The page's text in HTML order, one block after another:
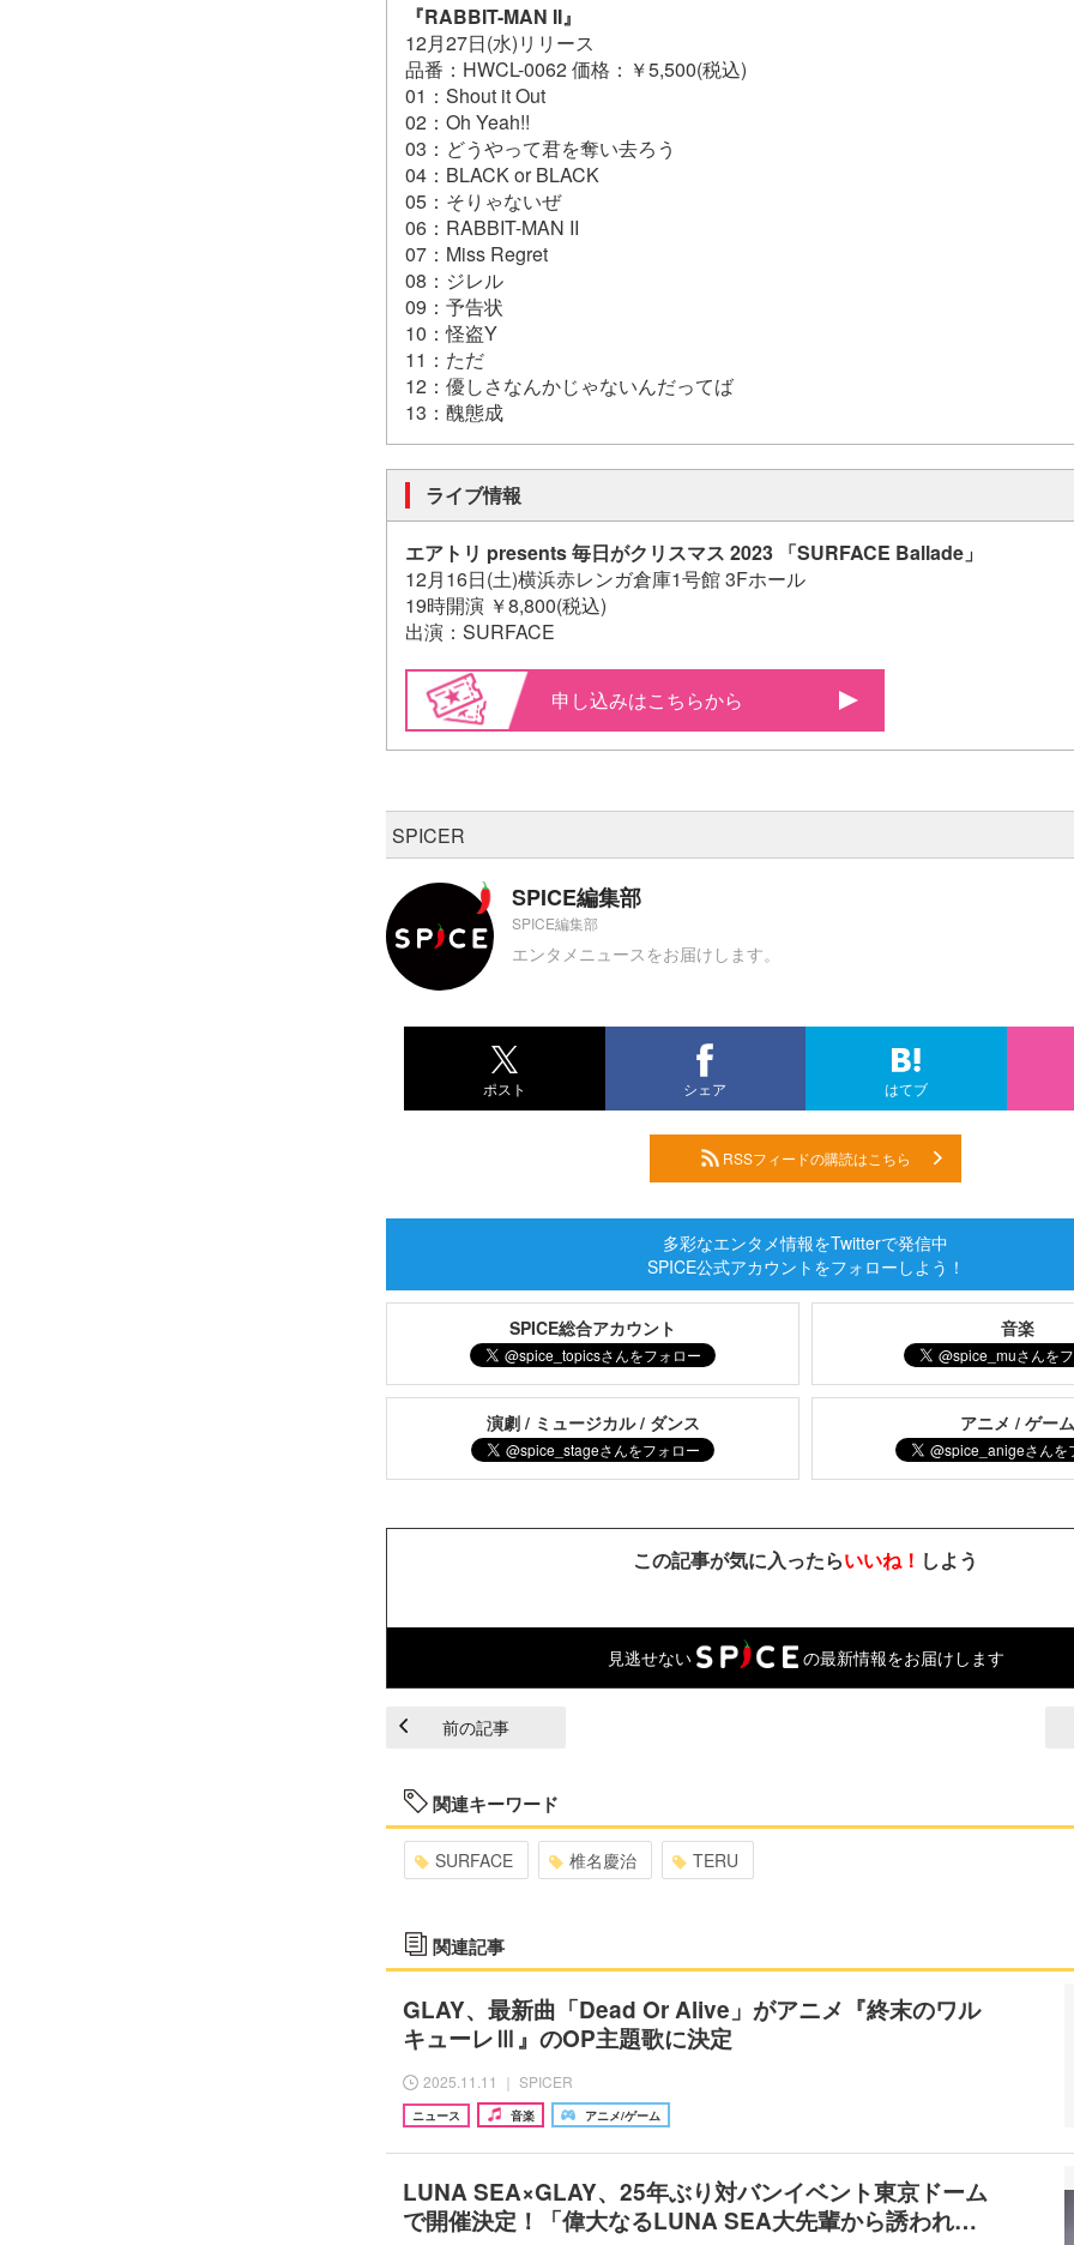
『RABBIT-MAN II』
12月27日(水)リリース
品番：HWCL-0062 価格：￥5,500(税込)
01：Shout it Out
02：Oh Yeah!!
03：どうやって君を奪い去ろう
04：BLACK or BLACK
05：そりゃないぜ
06：RABBIT-MAN II
07：Miss Regret
08：ジレル
09：予告状
10：怪盗Y
11：ただ
12：優しさなんかじゃないんだってば
13：醜態成
ライブ情報
エアトリ presents 毎日がクリスマス 2023 「SURFACE Ballade」
12月16日(土)横浜赤レンガ倉庫1号館 3Fホール
19時開演 ￥8,800(税込)
出演：SURFACE
申し込みはこちらから
SPICER
SPICE編集部
SPICE編集部
エンタメニュースをお届けします。
ポスト シェア はてブ
RSSフィードの購読はこちら
多彩なエンタメ情報をTwitterで発信中
SPICE公式アカウントをフォローしよう！
SPICE総合アカウント 音楽
演劇 / ミュージカル / ダンス アニメ / ゲー
この記事が気に入ったらいいね！ しよう
見逃せない の最新情報をお届けします
前の記事
関連キーワード
SURFACE 椎名慶治 TERU
関連記事
GLAY、最新曲「Dead Or Alive」がアニメ『終末のワル
キューレⅢ』のOP主題歌に決定
2025.11.11 ｜ SPICER
ニュース 音楽 アニメ/ゲーム
LUNA SEA×GLAY、25年ぶり対バンイベント東京ドーム
で開催決定！「偉大なるLUNA SEA大先輩から誘われ…